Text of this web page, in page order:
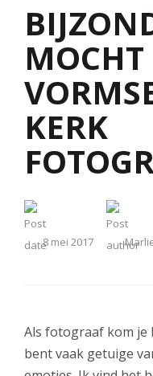
MOCHT
KERK
8 mei 2017
Als fotograaf kom je
bent vaak getuige